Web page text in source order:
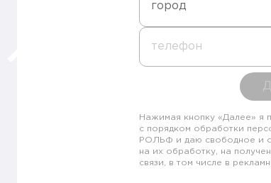
город
телефон
Нажимая кнопку «Далее» я
с порядком обработки
РОЛЬФ и даю свободное и
на их обработку, на
связи, в том числе в